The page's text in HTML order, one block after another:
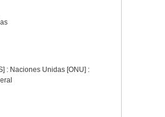
: Naciones Unidas [ONU] :